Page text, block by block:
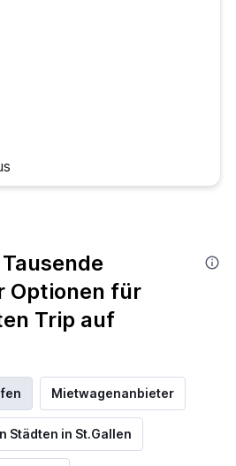
Optionen für
Trip auf
Mietwagenanbieter
Städten in St.Gallen